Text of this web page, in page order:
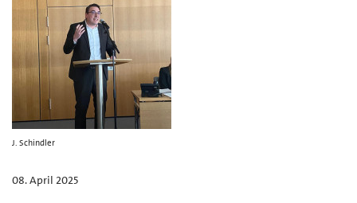
J. Schindler
08. April 2025